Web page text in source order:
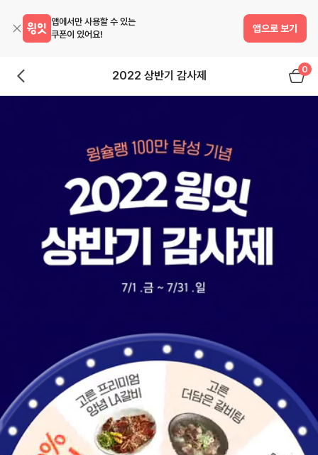
앱에서만 사용할 수 있는
쿠폰이 있어요!
앱으로 보기
2022 상반기 감사제 0